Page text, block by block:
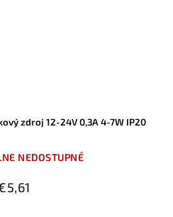
zdroj 12-24V 0,3A 4-7W IP20
NEDOSTUPNÉ